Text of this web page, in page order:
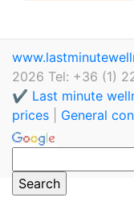
2026 Tel: +36 (1)
✔️ Last minute
prices
General